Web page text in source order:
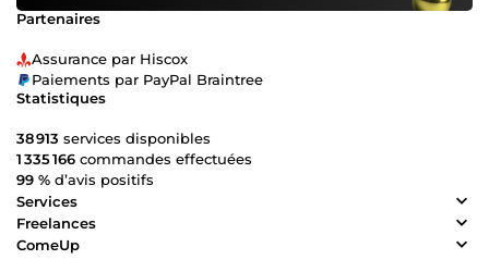
Partenaires
Assurance par Hiscox
Paiements par PayPal Braintree
Statistiques
38 913 services disponibles
1 335 166 commandes effectuées
99 % d’avis positifs
Services
Freelances
ComeUp